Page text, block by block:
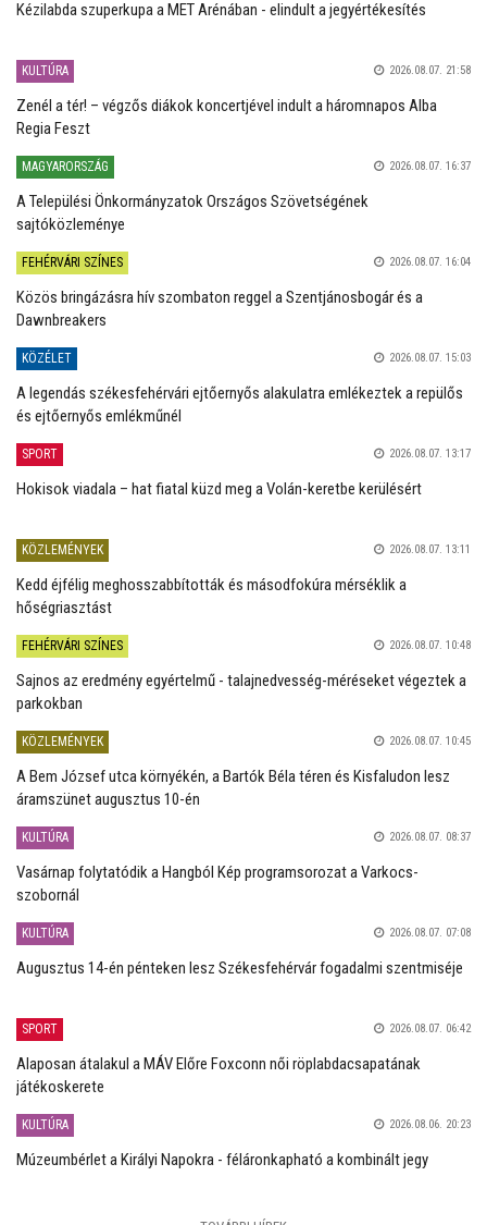
Kézilabda szuperkupa a MET Arénában - elindult a jegyértékesítés
KULTÚRA 2026.08.07. 21:58
Zenél a tér! – végzős diákok koncertjével indult a háromnapos Alba
Regia Feszt
MAGYARORSZÁG 2026.08.07. 16:37
A Települési Önkormányzatok Országos Szövetségének
sajtóközleménye
FEHÉRVÁRI SZÍNES 2026.08.07. 16:04
Közös bringázásra hív szombaton reggel a Szentjánosbogár és a
Dawnbreakers
KÖZÉLET 2026.08.07. 15:03
A legendás székesfehérvári ejtőernyős alakulatra emlékeztek a repülős
és ejtőernyős emlékműnél
SPORT 2026.08.07. 13:17
Hokisok viadala – hat fiatal küzd meg a Volán-keretbe kerülésért
KÖZLEMÉNYEK 2026.08.07. 13:11
Kedd éjfélig meghosszabbították és másodfokúra mérséklik a
hőségriasztást
FEHÉRVÁRI SZÍNES 2026.08.07. 10:48
Sajnos az eredmény egyértelmű - talajnedvesség-méréseket végeztek a
parkokban
KÖZLEMÉNYEK 2026.08.07. 10:45
A Bem József utca környékén, a Bartók Béla téren és Kisfaludon lesz
áramszünet augusztus 10-én
KULTÚRA 2026.08.07. 08:37
Vasárnap folytatódik a Hangból Kép programsorozat a Varkocs-
szobornál
KULTÚRA 2026.08.07. 07:08
Augusztus 14-én pénteken lesz Székesfehérvár fogadalmi szentmiséje
SPORT 2026.08.07. 06:42
Alaposan átalakul a MÁV Előre Foxconn női röplabdacsapatának
játékoskerete
KULTÚRA 2026.08.06. 20:23
Múzeumbérlet a Királyi Napokra - féláronkapható a kombinált jegy